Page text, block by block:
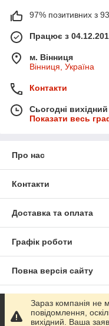
97% позитивних з 93
Працює з
м. Вінниця
Вінниця, Україна
Контакти
Сьогодні вихідний
Показати весь
Про нас
Контакти
Доставка та оплата
Графік роботи
Повна версія сайту
Сайт створено на
Зараз компанія не
повідомлення,
вихідний. Ваша